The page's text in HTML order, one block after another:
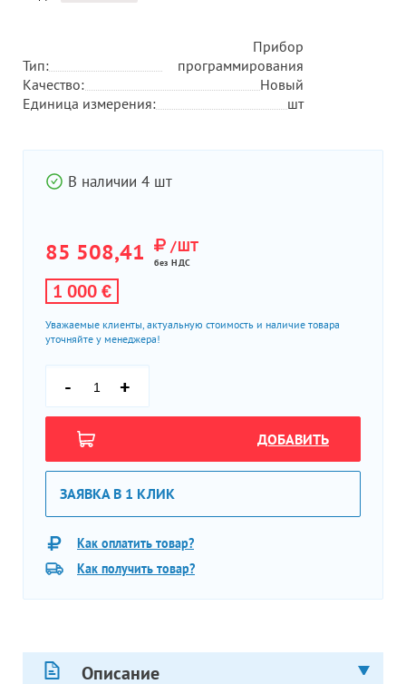
Тип:
Прибор
программирования
Качество:
Новый
Единица измерения:
шт
В наличии 4 шт
85 508,41 /ШТ
без НДС
1 000 €
Уважаемые клиенты, актуальную стоимость и наличие товара
уточняйте у менеджера!
- +
ДОБАВИТЬ
ЗАЯВКА В 1 КЛИК
Как оплатить товар?
Как получить товар?
Описание